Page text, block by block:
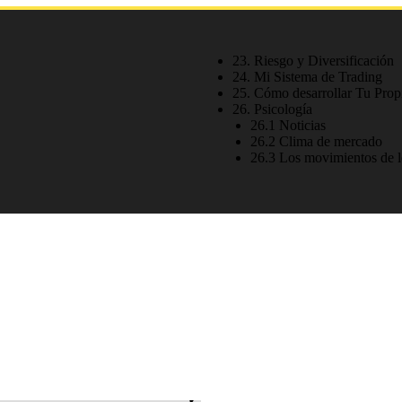
23. Riesgo y Diversificación
24. Mi Sistema de Trading
25. Cómo desarrollar Tu
26. Psicología
26.1 Noticias
26.2 Clima de mercado
26.3 Los movimientos de